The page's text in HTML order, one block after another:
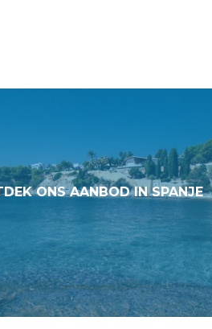
ONS AANBOD IN SPANJE